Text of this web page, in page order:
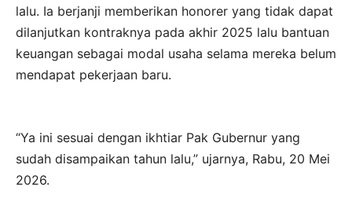
lalu. Ia berjanji memberikan honorer yang tidak dapat
dilanjutkan kontraknya pada akhir 2025 lalu bantuan
keuangan sebagai modal usaha selama mereka belum
mendapat pekerjaan baru.
“Ya ini sesuai dengan ikhtiar Pak Gubernur yang
sudah disampaikan tahun lalu,” ujarnya, Rabu, 20 Mei
2026.